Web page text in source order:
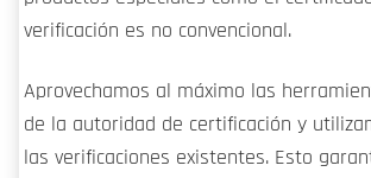
verificación es no convencional.
Aprovechamos al máximo las
de la autoridad de certificación y
las verificaciones existentes. Esto